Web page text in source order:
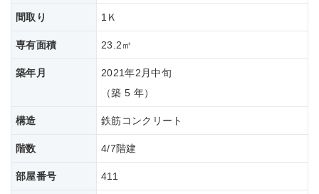
間取り 1Ｋ
専有面積 23.2㎡
築年月
2021年2月中旬
（築 5 年）
構造 鉄筋コンクリート
階数 4/7階建
部屋番号 411